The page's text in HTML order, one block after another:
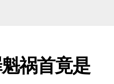
祸首竟是